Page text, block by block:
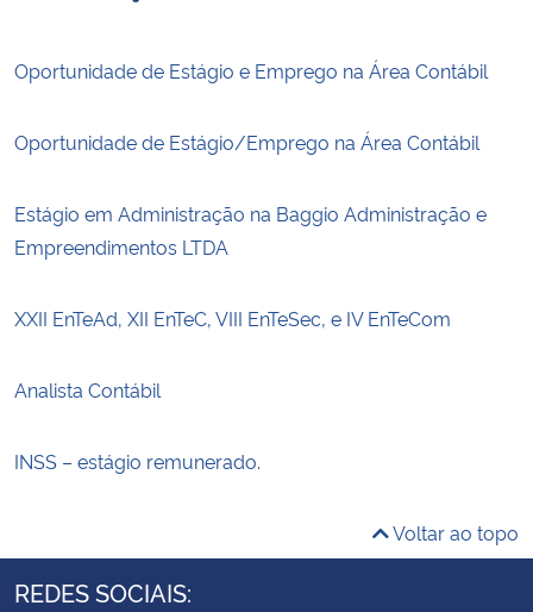
Oportunidade de Estágio e Emprego na Área Contábil
Oportunidade de Estágio/Emprego na Área Contábil
Estágio em Administração na Baggio Administração e
Empreendimentos LTDA
XXII EnTeAd, XII EnTeC, VIII EnTeSec, e IV EnTeCom
Analista Contábil
INSS – estágio remunerado.
Voltar ao topo
REDES SOCIAIS: